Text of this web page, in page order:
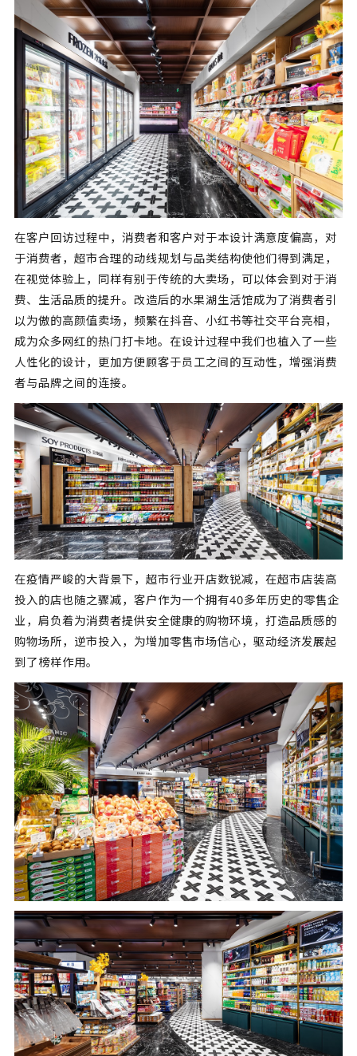
在客户回访过程中，消费者和客户对于本设计满意度偏高，对
于消费者，超市合理的动线规划与品类结构使他们得到满足，
在视觉体验上，同样有别于传统的大卖场，可以体会到对于消
费、生活品质的提升。改造后的水果湖生活馆成为了消费者引
以为傲的高颜值卖场，频繁在抖音、小红书等社交平台亮相，
成为众多网红的热门打卡地。在设计过程中我们也植入了一些
人性化的设计，更加方便顾客于员工之间的互动性，增强消费
者与品牌之间的连接。
在疫情严峻的大背景下，超市行业开店数锐减，在超市店装高
投入的店也随之骤减，客户作为一个拥有40多年历史的零售企
业，肩负着为消费者提供安全健康的购物环境，打造品质感的
购物场所，逆市投入，为增加零售市场信心，驱动经济发展起
到了榜样作用。